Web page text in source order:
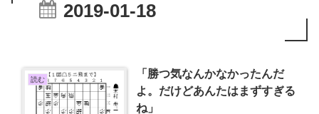
2019-01-18
読む
「勝つ気なんかなかったんだ
よ。だけどあんたはまずすぎる
ね」